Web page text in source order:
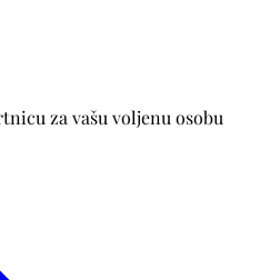
za vašu voljenu osobu